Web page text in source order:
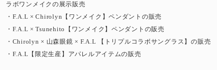
ラボワンメイクの展示販売
・F.A.L × Chirolyn【ワンメイク】ペンダントの販売
・F.A.L × Tsunehito【ワンメイク】ペンダントの販売
・Chirolyn × 山森眼鏡 × F.A.L 【トリプルコラボサングラス】の販売
・F.A.L【限定生産】アパレルアイテムの販売